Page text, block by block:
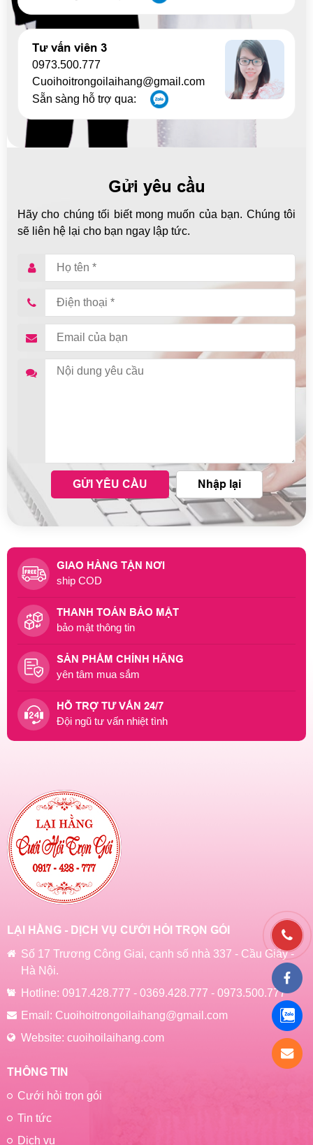
Tư vấn viên 3
0973.500.777
Cuoihoitrongoilaihang@gmail.com
Sẵn sàng hỗ trợ qua:
Gửi yêu cầu
Hãy cho chúng tối biết mong muốn của bạn. Chúng tôi
sẽ liên hệ lại cho bạn ngay lập tức.
GỬI YÊU CẦU Nhập lại
GIAO HÀNG TẬN NƠI
ship COD
THANH TOÁN BẢO MẬT
bảo mật thông tin
SẢN PHẨM CHÍNH HÃNG
yên tâm mua sắm
HỖ TRỢ TƯ VẤN 24/7
Đội ngũ tư vấn nhiệt tình
LẠI HẰNG - DỊCH VỤ CƯỚI HỎI TRỌN GÓI
Số 17 Trương Công Giai, cạnh số nhà 337 - Cầu Giấy -
Hà Nội.
Hotline: 0917.428.777 - 0369.428.777 - 0973.500.777
Email: Cuoihoitrongoilaihang@gmail.com
Website: cuoihoilaihang.com
THÔNG TIN
Cưới hỏi trọn gói
Tin tức
Dịch vụ